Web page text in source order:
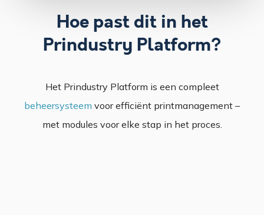
Hoe past dit in het
Prindustry Platform?
Het Prindustry Platform is een compleet
beheersysteem voor efficiënt printmanagement –
met modules voor elke stap in het proces.